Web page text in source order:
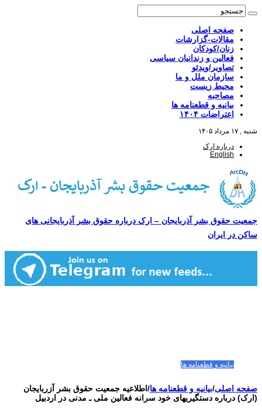
صفحه اصلی
مقالات-گزارشات
زنان/کودکان
فعالین و زندانیان سیاسی
تصاویر/ویدئو
سازمان ملل و ما
محیط زیست
مصاحبه
بیانیه و قطعنامه ها
اعتراضات ۱۴۰۴
شنبه , ۱۷ مرداد ۱۴۰۵
درباره ارک
English
جمعیت حقوق بشر آذربایجان – ارک درباره حقوق بشر آذربایجانی های
ساکن در ایران
بیانیه و قطعنامه ها
صفحه اصلی/بیانیه و قطعنامه ها/ اطلاعیه جمعیت حقوق بشر آزربایجان
(ارک) درباره دستگیریهای خود سرانه فعالین ملی ـ مدنی در اردبیل